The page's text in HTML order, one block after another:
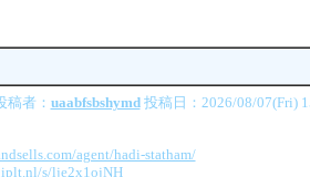
者： uaabfsbshymd投稿日：2026/08/07(Fri)
agent/hadi-statham/
s/lje2x1ojNH